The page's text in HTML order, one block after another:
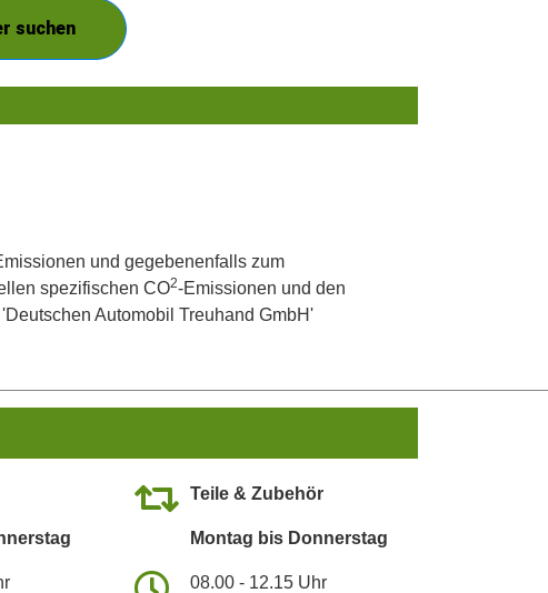
suchen
und gegebenenfalls zum
spezifischen CO2-Emissionen und den
Automobil Treuhand GmbH'
Teile & Zubehör
Montag bis Donnerstag
08.00 - 12.15 Uhr